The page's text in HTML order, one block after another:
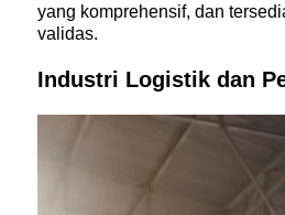
yang komprehensif, dan
validas.
Industri Logistik dan